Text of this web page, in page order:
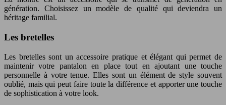
génération. Choisissez un modèle de qualité qui deviendra un
héritage familial.
Les bretelles
Les bretelles sont un accessoire pratique et élégant qui permet de
maintenir votre pantalon en place tout en ajoutant une touche
personnelle à votre tenue. Elles sont un élément de style souvent
oublié, mais qui peut faire toute la différence et apporter une touche
de sophistication à votre look.